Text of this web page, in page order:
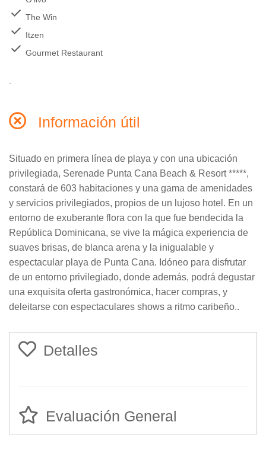
check The Win
check Itzen
check Gourmet Restaurant
Información útil
Situado en primera línea de playa y con una ubicación
privilegiada, Serenade Punta Cana Beach & Resort *****,
constará de 603 habitaciones y una gama de amenidades
y servicios privilegiados, propios de un lujoso hotel. En un
entorno de exuberante flora con la que fue bendecida la
República Dominicana, se vive la mágica experiencia de
suaves brisas, de blanca arena y la inigualable y
espectacular playa de Punta Cana. Idóneo para disfrutar
de un entorno privilegiado, donde además, podrá degustar
una exquisita oferta gastronómica, hacer compras, y
deleitarse con espectaculares shows a ritmo caribeño..
Detalles
Evaluación General